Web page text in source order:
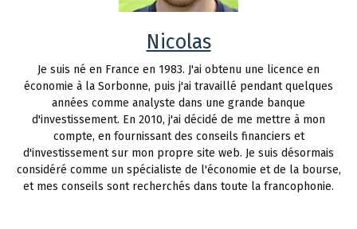
Nicolas
Je suis né en France en 1983. J'ai obtenu une licence en
économie à la Sorbonne, puis j'ai travaillé pendant quelques
années comme analyste dans une grande banque
d'investissement. En 2010, j'ai décidé de me mettre à mon
compte, en fournissant des conseils financiers et
d'investissement sur mon propre site web. Je suis désormais
considéré comme un spécialiste de l'économie et de la bourse,
et mes conseils sont recherchés dans toute la francophonie.